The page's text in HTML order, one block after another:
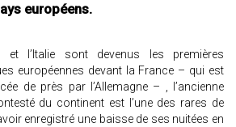
européens.
et l’Italie sont devenus les premières
européennes devant la France – qui est
de près par l’Allemagne – , l’ancienne
du continent est l’une des rares de
enregistré une baisse de ses nuitées en